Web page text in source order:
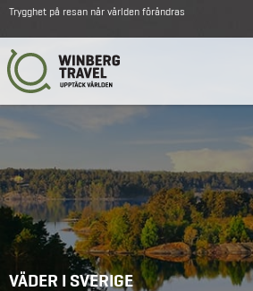
Trygghet på resan när världen förändras
VÄDER I SVERIGE